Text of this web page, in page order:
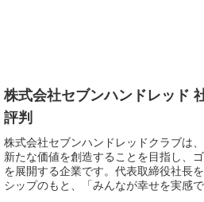
株式会社セブンハンドレッド
評判
株式会社セブンハンドレッドクラブは
新たな価値を創造することを目指し、
を展開する企業です。代表取締役社長
シップのもと、「みんなが幸せを実感